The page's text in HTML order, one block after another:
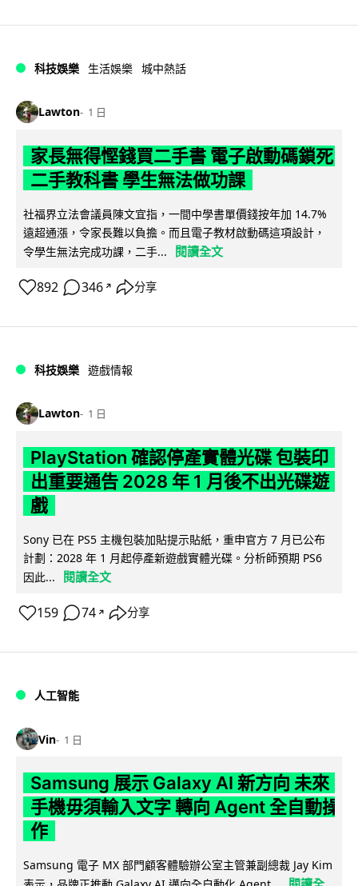
科技娛樂 生活娛樂 城中熱話
Lawton 1 日
家長無得慳錢買二手書 電子啟動碼鎖死
二手教科書 學生無法做功課
社福界立法會議員陳文宜指，一間中學書單價錢按年加 14.7%
遠超通漲，令家長難以負擔。而且電子教材啟動碼這項設計，
令學生無法完成功課，二手...
閱讀全文
892 346 ↗ 分享
科技娛樂 遊戲情報
Lawton 1 日
PlayStation 確認停產實體光碟 包裝印
出重要通告 2028 年 1 月後不出光碟遊
戲
Sony 已在 PS5 主機包裝加貼提示貼紙，重申官方 7 月已公布
計劃：2028 年 1 月起停產新遊戲實體光碟。分析師預期 PS6
因此...
閱讀全文
159 74 ↗ 分享
人工智能
Vin 1 日
Samsung 展示 Galaxy AI 新方向 未來
手機毋須輸入文字 轉向 Agent 全自動操
作
Samsung 電子 MX 部門顧客體驗辦公室主管兼副總裁 Jay Kim